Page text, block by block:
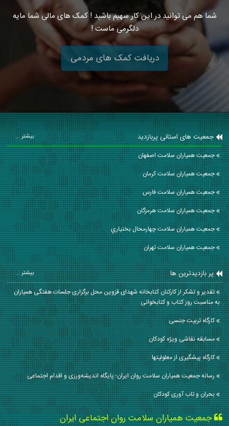
شما هم می توانید در این کار سهیم باشید ! کمک های مالی شما مایه
دلگرمی ماست !
دریافت کمک های مردمی
جمعیت های استانی پربازدید بیشتر ...
جمعیت همیاران سلامت اصفهان
جمعیت همیاران سلامت كرمان
جمعیت همیاران سلامت فارس
جمعیت همیاران سلامت هرمزگان
جمعیت همیاران سلامت چهارمحال بختياري
جمعیت همیاران سلامت تهران
پر بازدیدترین ها بیشتر ...
تقدیر و تشکر از کارکنان کتابخانه شهدای قزوین محل برگزاری جلسات هفتگی همیاران
به مناسبت روز کتاب و کتابخوانی
کارگاه تربیت جنسی
مسابقه نقاشی ویژه کودکان
کارگاه پیشگیری از معلولیتها
رسانه جمعیت همیاران سلامت روان ایران؛ پایگاه اندیشه‌ورزی و اقدام اجتماعی
بحران و تاب آوری کودکان
جمعیت همیاران سلامت روان اجتماعی ایران